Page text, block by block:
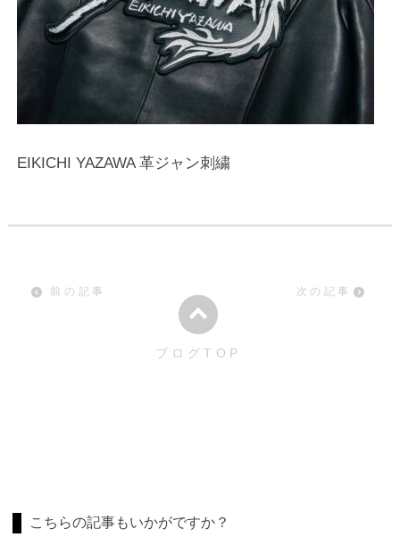
EIKICHI YAZAWA 革ジャン刺繍
前の記事
ブログTOP
次の記事
こちらの記事もいかがですか？